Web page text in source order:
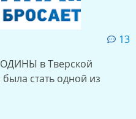
13
в Тверской
стать одной из